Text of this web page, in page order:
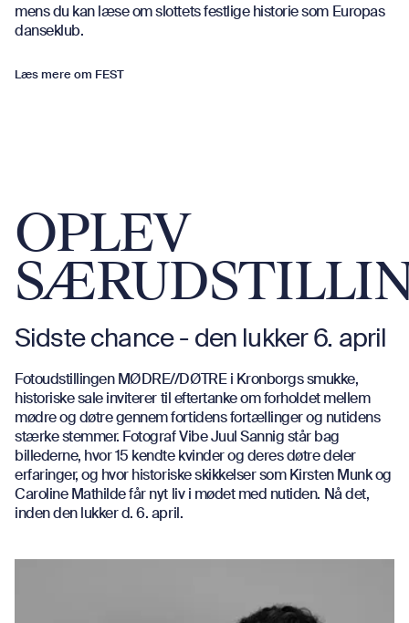
mens du kan læse om slottets festlige historie som Europas
danseklub.
Læs mere om FEST
OPLEV
Sidste chance - den lukker 6. april
Fotoudstillingen MØDRE//DØTRE i Kronborgs smukke,
historiske sale inviterer til eftertanke om forholdet mellem
mødre og døtre gennem fortidens fortællinger og nutidens
stærke stemmer. Fotograf Vibe Juul Sannig står bag
billederne, hvor 15 kendte kvinder og deres døtre deler
erfaringer, og hvor historiske skikkelser som Kirsten Munk og
Caroline Mathilde får nyt liv i mødet med nutiden. Nå det,
inden den lukker d. 6. april.